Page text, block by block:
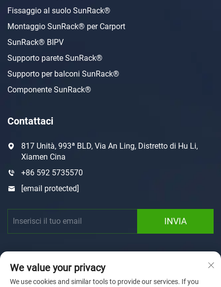
Fissaggio al suolo SunRack®
Montaggio SunRack® per Carport
SunRack® BIPV
Supporto parete SunRack®
Supporto per balconi SunRack®
Componente SunRack®
Contattaci
817 Unità, 993ª BLD, Via An Ling, Distretto di Hu Li,
Xiamen Cina
+86 592 5735570
[email protected]
INVIA
We value your privacy
We use cookies and similar tools to provide our services. If you